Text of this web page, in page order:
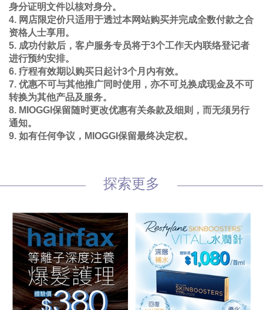
身分证明文件以核对身分。
4. 网店限定价只适用于透过本网站购买并完成全数付款之合
资格人士享用。
5. 成功付款后，客户服务专员将于3个工作天内联络登记者
进行预约安排。
6. 疗程有效期以购买日起计3个月内有效。
7. 优惠不可与其他推广同时使用，亦不可兑换成现金及不可
转换为其他产品及服务。
8. MIOGGI保留随时更改优惠有关条款及细则，而无须另行
通知。
9. 如有任何争议，MIOGGI保留最终决定权。
探索更多